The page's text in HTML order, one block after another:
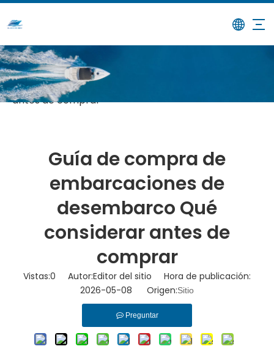
Hogar / Noticias
embarcaciones de desembarco Qué considerar
antes de comprar
Guía de compra de
embarcaciones de
desembarco Qué
considerar antes de
comprar
Vistas:0 Autor:Editor del sitio Hora de publicación:
2026-05-08 Origen:Sitio
Preguntar